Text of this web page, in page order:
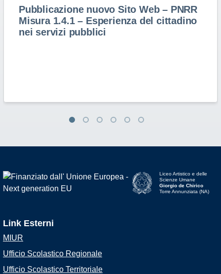
Pubblicazione nuovo Sito Web – PNRR
Misura 1.4.1 – Esperienza del cittadino
nei servizi pubblici
Liceo Artistico e delle
Scienze Umane
Giorgio de Chirico
Torre Annunziata (NA)
Link Esterni
MIUR
Ufficio Scolastico Regionale
Ufficio Scolastico Territoriale